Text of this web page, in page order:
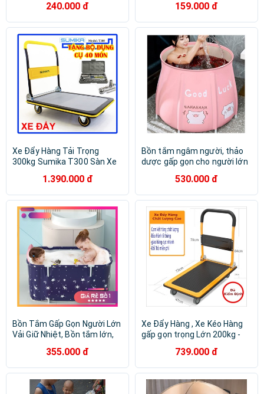
240.000 đ 159.000 đ
Xe Đẩy Hàng Tải Trọng
300kg Sumika T300 Sàn Xe
Gấp Gọn - Xe Đẩy Hàng Tay
1.390.000 đ
Bồn tắm ngâm người, thảo
dược gấp gọn cho người lớn
530.000 đ
Bồn Tắm Gấp Gọn Người Lớn
Vải Giữ Nhiệt, Bồn tắm lớn,
gấp gọn 70x65 [MS034]
CP160
355.000 đ
Xe Đẩy Hàng , Xe Kéo Hàng
gấp gọn trọng Lớn 200kg -
739.000 đ